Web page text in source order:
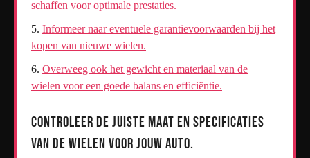
schaffen voor optimale prestaties.
Informeer naar eventuele garantievoorwaarden bij het
kopen van nieuwe wielen.
Overweeg ook het gewicht en materiaal van de
wielen voor een goede balans en efficiëntie.
Controleer de juiste maat en specificaties
van de wielen voor jouw auto.